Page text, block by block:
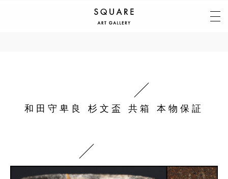
和田守卑良 杉文盃 共箱 本物保証